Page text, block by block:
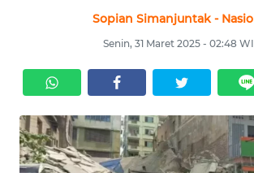
Sopian Simanjuntak -
Senin, 31 Maret 2025 - 02:48
KRIMINAL
EKUIN
SAINS-TEKNO